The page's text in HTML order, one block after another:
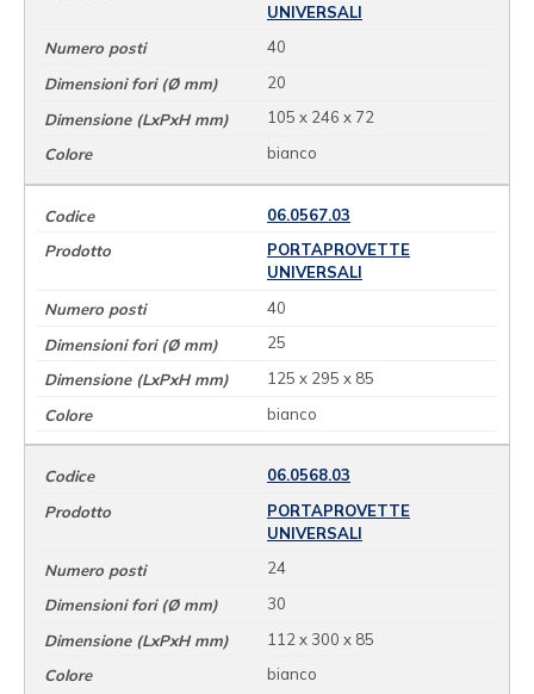
UNIVERSALI
40
20
105 x 246 x 72
bianco
06.0567.03
PORTAPROVETTE
UNIVERSALI
40
25
125 x 295 x 85
bianco
06.0568.03
PORTAPROVETTE
UNIVERSALI
24
30
112 x 300 x 85
bianco